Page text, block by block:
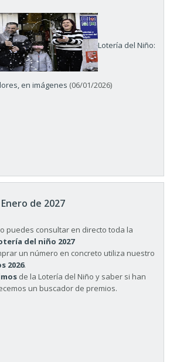
Lotería del Niño:
en imágenes (06/01/2026)
de 2027
puedes consultar en directo toda la
del niño 2027
un número en concreto utiliza nuestro
2026.
de la Lotería del Niño y saber si han
un buscador de premios.